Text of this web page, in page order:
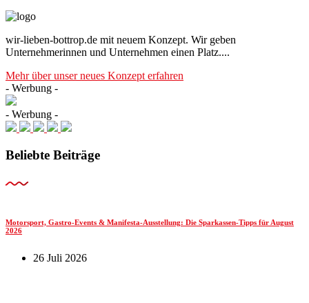
wir-lieben-bottrop.de mit neuem Konzept. Wir geben
Unternehmerinnen und Unternehmen einen Platz....
Mehr über unser neues Konzept erfahren
- Werbung -
- Werbung -
Beliebte Beiträge
Motorsport, Gastro-Events & Manifesta-Ausstellung: Die Sparkassen-Tipps für August
2026
26 Juli 2026